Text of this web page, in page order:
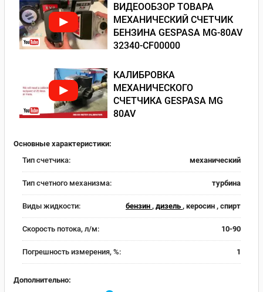
ВИДЕООБЗОР ТОВАРА
МЕХАНИЧЕСКИЙ СЧЕТЧИК
БЕНЗИНА GESPASA MG-80AV
32340-CF00000
КАЛИБРОВКА
МЕХАНИЧЕСКОГО
СЧЕТЧИКА GESPASA MG
80AV
Основные характеристики:
Тип счетчика:
механический
Тип счетного механизма: турбина
Виды жидкости: бензин , дизель , керосин , спирт
Скорость потока, л/м: 10-90
Погрешность измерения, %: 1
Дополнительно: